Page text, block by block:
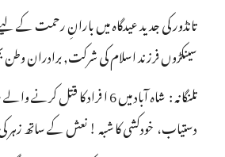
تانڈور کی جدید عیدگاہ میں بارانِ رحمت کے
سینکڑوں فرزند اسلام کی شرکت, برادران وطن
تلنگانہ : شاہ آباد میں 6 ا فراد کا
دستیاب، خودکشی کا شبہ ! نعش کے ساتھ زہر